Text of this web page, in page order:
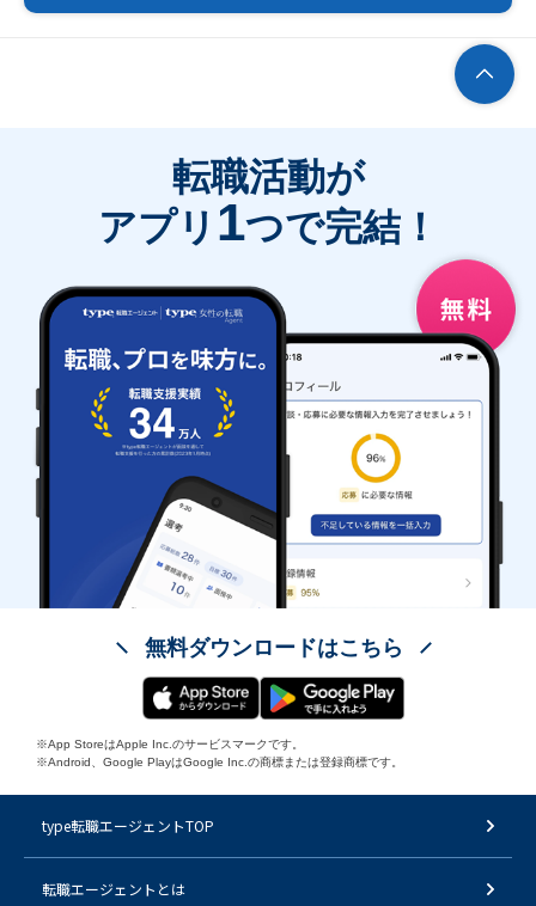
転職活動が
アプリ 1つで完結！
無料ダウンロードはこちら
※App StoreはApple Inc.のサービスマークです。
※Android、Google PlayはGoogle Inc.の商標または登録商標です。
type転職エージェントTOP
転職エージェントとは